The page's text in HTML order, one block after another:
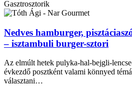
Gasztrosztorik
Nedves hamburger,
– isztambuli burger-sztori
Az elmúlt hetek pulyka-hal-bejgli-
évkezdő posztként valami könnyed
választani…